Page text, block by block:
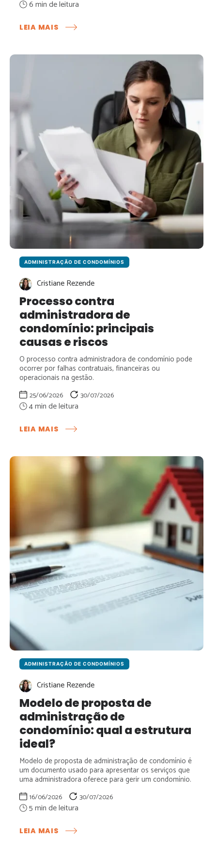
LEIA MAIS
GROUP
COMO
SEU
CONDOMÍNIO
ADMINISTRAÇÃO DE CONDOMÍNIOS
Cristiane Rezende
Processo contra
administradora de
condomínio: principais
causas e riscos
O processo contra administradora de condomínio pode
ocorrer por falhas contratuais, financeiras ou
operacionais na gestão.
25/06/2026 30/07/2026
LEIA MAIS
PROCESSO
ADMINISTRADORA
CONDOMÍNIO:
ADMINISTRAÇÃO DE CONDOMÍNIOS
Cristiane Rezende
Modelo de proposta de
administração de
condomínio: qual a estrutura
ideal?
Modelo de proposta de administração de condomínio é
um documento usado para apresentar os serviços que
uma administradora oferece para gerir um condomínio.
16/06/2026 30/07/2026
LEIA MAIS
MODELO